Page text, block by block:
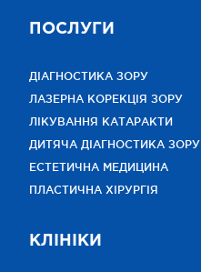
ПОСЛУГИ
ДІАГНОСТИКА ЗОРУ
ЛАЗЕРНА КОРЕКЦІЯ ЗОРУ
ЛІКУВАННЯ КАТАРАКТИ
ДИТЯЧА ДІАГНОСТИКА ЗОРУ
ЕСТЕТИЧНА МЕДИЦИНА
ПЛАСТИЧНА ХІРУРГІЯ
КЛІНІКИ